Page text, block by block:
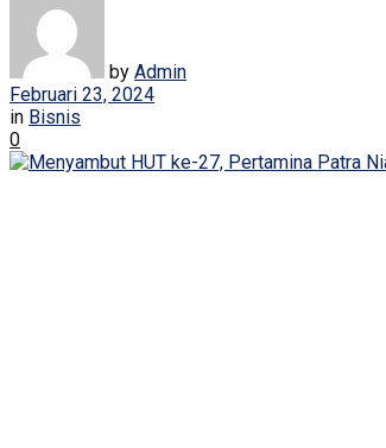
by Admin
Februari 23, 2024
in Bisnis
0